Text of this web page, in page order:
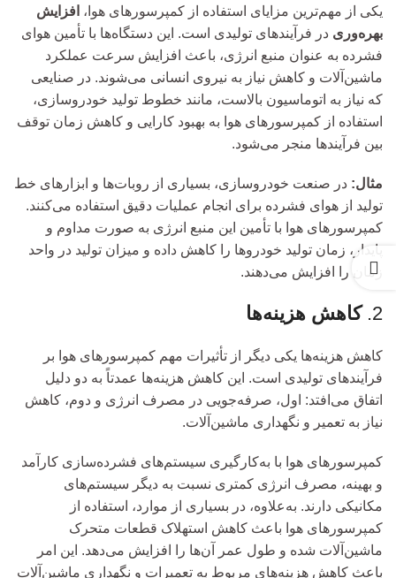
یکی از مهم‌ترین مزایای استفاده از کمپرسورهای هوا، افزایش
بهره‌وری در فرآیندهای تولیدی است. این دستگاه‌ها با تأمین هوای
فشرده به عنوان منبع انرژی، باعث افزایش سرعت عملکرد
ماشین‌آلات و کاهش نیاز به نیروی انسانی می‌شوند. در صنایعی
که نیاز به اتوماسیون بالاست، مانند خطوط تولید خودروسازی،
استفاده از کمپرسورهای هوا به بهبود کارایی و کاهش زمان توقف
بین فرآیندها منجر می‌شود.
مثال: در صنعت خودروسازی، بسیاری از روبات‌ها و ابزارهای خط
تولید از هوای فشرده برای انجام عملیات دقیق استفاده می‌کنند.
کمپرسورهای هوا با تأمین این منبع انرژی به صورت مداوم و
پایدار، زمان تولید خودروها را کاهش داده و میزان تولید در واحد
زمان را افزایش می‌دهند.
2. کاهش هزینه‌ها
کاهش هزینه‌ها یکی دیگر از تأثیرات مهم کمپرسورهای هوا بر
فرآیندهای تولیدی است. این کاهش هزینه‌ها عمدتاً به دو دلیل
اتفاق می‌افتد: اول، صرفه‌جویی در مصرف انرژی و دوم، کاهش
نیاز به تعمیر و نگهداری ماشین‌آلات.
کمپرسورهای هوا با به‌کارگیری سیستم‌های فشرده‌سازی کارآمد
و بهینه، مصرف انرژی کمتری نسبت به دیگر سیستم‌های
مکانیکی دارند. به‌علاوه، در بسیاری از موارد، استفاده از
کمپرسورهای هوا باعث کاهش استهلاک قطعات متحرک
ماشین‌آلات شده و طول عمر آن‌ها را افزایش می‌دهد. این امر
باعث کاهش هزینه‌های مربوط به تعمیرات و نگهداری ماشین‌آلات